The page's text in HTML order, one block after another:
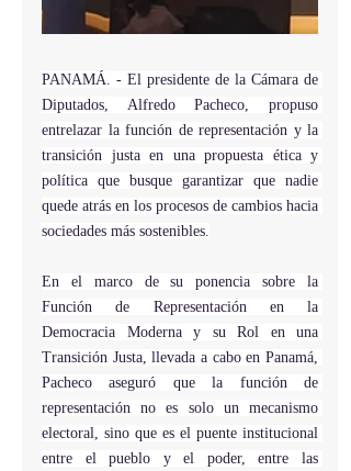
PANAMÁ. - El presidente de la Cámara de
Diputados, Alfredo Pacheco, propuso
entrelazar la función de representación y la
transición justa en una propuesta ética y
política que busque garantizar que nadie
quede atrás en los procesos de cambios hacia
sociedades más sostenibles.
En el marco de su ponencia sobre la
Función de Representación en la
Democracia Moderna y su Rol en una
Transición Justa, llevada a cabo en Panamá,
Pacheco aseguró que la función de
representación no es solo un mecanismo
electoral, sino que es el puente institucional
entre el pueblo y el poder, entre las